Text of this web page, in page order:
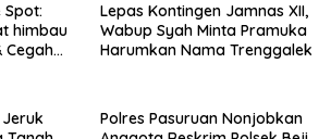
himbau
Cegah
Lepas Kontingen Jamnas XII,
Wabup Syah Minta Pramuka
Harumkan Nama Trenggalek
Polres Pasuruan Nonjobkan